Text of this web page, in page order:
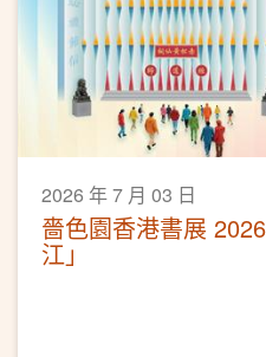
2026 年 7 月 03 日
嗇色園香港書展
江」